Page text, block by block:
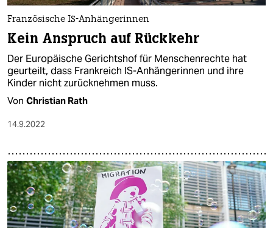
Französische IS-Anhängerinnen
Kein Anspruch auf Rückkehr
Der Europäische Gerichtshof für Menschenrechte hat
geurteilt, dass Frankreich IS-Anhängerinnen und ihre
Kinder nicht zurücknehmen muss.
Von Christian Rath
14.9.2022